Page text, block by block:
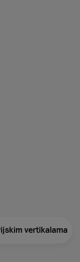
vertikalama